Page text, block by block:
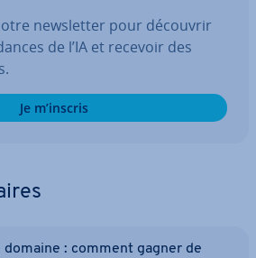
news­let­ter pour découvrir
de l’IA et recevoir des
Je m’inscris
domaine : comment gagner de